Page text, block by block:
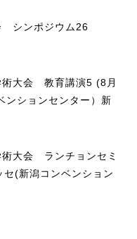
シンポジウム26
術大会 教育講演5 (8月
ションセンター）新
大会 ランチョンセミ
(新潟コンベンション